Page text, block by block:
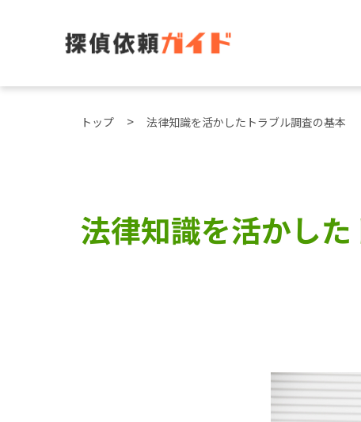
トップ 法律知識を活かしたトラブル調査の基本
法律知識を活かし